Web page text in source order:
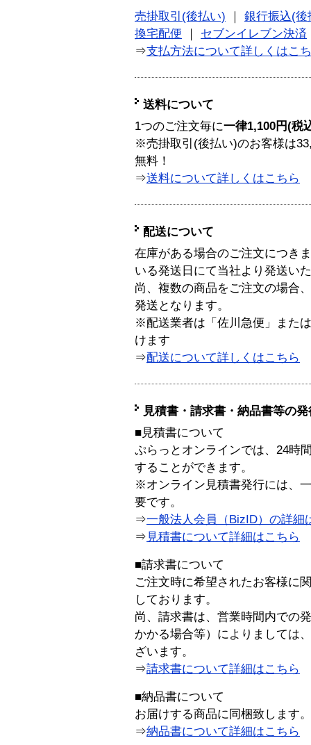
売掛取引(後払い)
銀行振込(後
換宅配便
セブンイレブン決済
⇒支払方法について詳しくはこ
送料について
1つのご注文毎に一律1,100円(税
※売掛取引(後払い)のお客様は
無料！
⇒送料について詳しくはこちら
配送について
在庫がある場合のご注文につき
いる発送日にて当社より発送い
尚、複数の商品をご注文の場合
発送となります。
※配送業者は「佐川急便」また
けます
⇒配送について詳しくはこちら
見積書・請求書・納品書等の
■見積書について
ぷらっとオンラインでは、24時
することができます。
※オンライン見積書発行には、
要です。
⇒一般法人会員（BizID）の詳細
⇒ 見積書について詳細はこちら
■請求書について
ご注文時に希望されたお客様に
しております。
尚、請求書は、営業時間内での
かかる場合等）によりましては
ざいます。
⇒請求書について詳細はこちら
■納品書について
お届けする商品に同梱致します。
⇒納品書について詳細はこちら